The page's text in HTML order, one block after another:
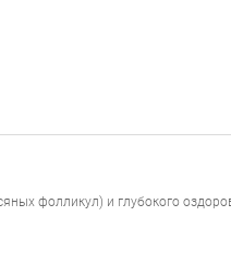
фолликул) и глубокого